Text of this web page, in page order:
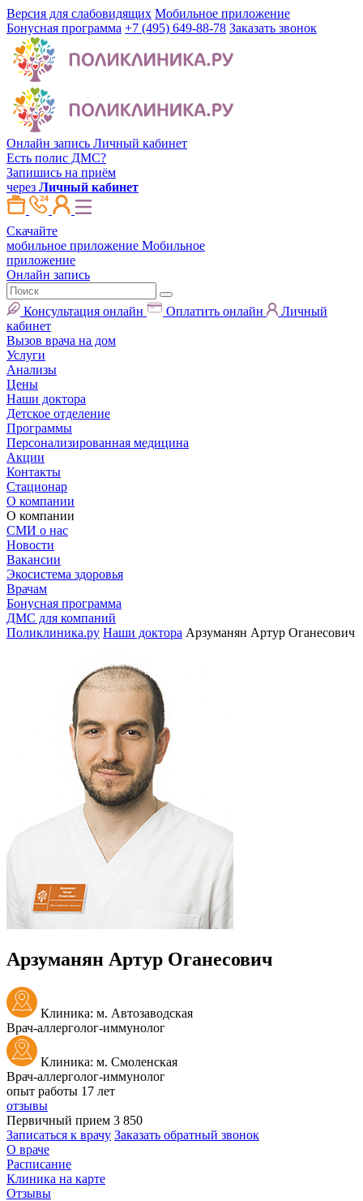
Версия для слабовидящих Мобильное приложение
Бонусная программа +7 (495) 649-88-78 Заказать звонок
Онлайн запись Личный кабинет
Есть полис ДМС?
Запишись на приём
через Личный кабинет
Скачайте
мобильное приложение Мобильное
приложение
Онлайн запись
Консультация онлайн Оплатить онлайн
Личный
кабинет
Вызов врача на дом
Услуги
Анализы
Цены
Наши доктора
Детское отделение
Программы
Персонализированная медицина
Акции
Контакты
Стационар
О компании
О компании
СМИ о нас
Новости
Вакансии
Экосистема здоровья
Врачам
Бонусная программа
ДМС для компаний
Поликлиника.ру Наши доктора Арзуманян Артур Оганесович
Арзуманян Артур Оганесович
Клиника: м. Автозаводская
Врач-аллерголог-иммунолог
Клиника: м. Смоленская
Врач-аллерголог-иммунолог
опыт работы 17 лет
отзывы
Первичный прием 3 850
Записаться к врачу Заказать обратный звонок
О враче
Расписание
Клиника на карте
Отзывы